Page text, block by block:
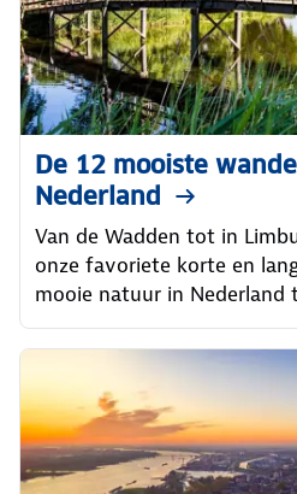
De 12 mooiste
Nederland
Van de Wadden tot in
onze favoriete korte en
mooie natuur in Nederland